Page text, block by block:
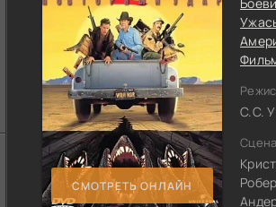
СМОТРЕТЬ ОНЛАЙН
С.С.